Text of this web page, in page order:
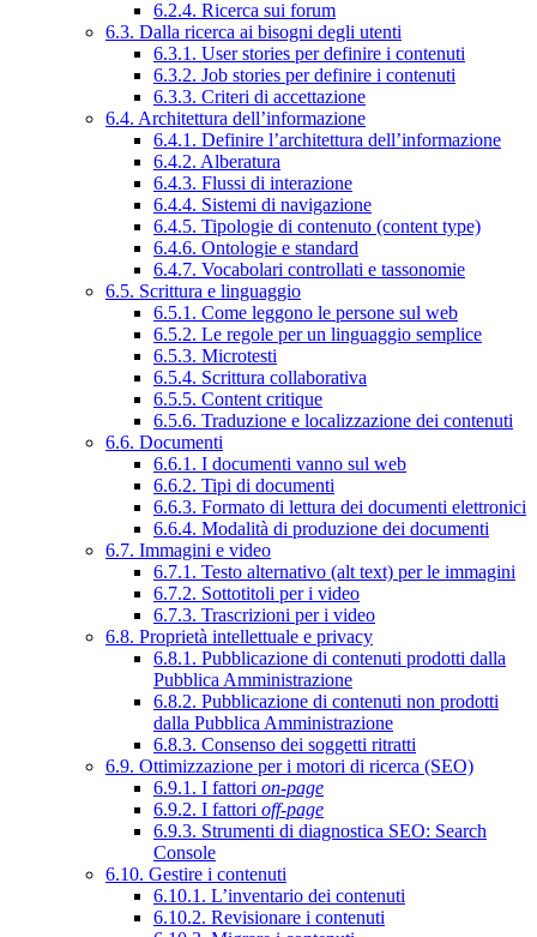
6.2.4. Ricerca sui forum
6.3. Dalla ricerca ai bisogni degli utenti
6.3.1. User stories per definire i contenuti
6.3.2. Job stories per definire i contenuti
6.3.3. Criteri di accettazione
6.4. Architettura dell’informazione
6.4.1. Definire l’architettura dell’informazione
6.4.2. Alberatura
6.4.3. Flussi di interazione
6.4.4. Sistemi di navigazione
6.4.5. Tipologie di contenuto (content type)
6.4.6. Ontologie e standard
6.4.7. Vocabolari controllati e tassonomie
6.5. Scrittura e linguaggio
6.5.1. Come leggono le persone sul web
6.5.2. Le regole per un linguaggio semplice
6.5.3. Microtesti
6.5.4. Scrittura collaborativa
6.5.5. Content critique
6.5.6. Traduzione e localizzazione dei contenuti
6.6. Documenti
6.6.1. I documenti vanno sul web
6.6.2. Tipi di documenti
6.6.3. Formato di lettura dei documenti elettronici
6.6.4. Modalità di produzione dei documenti
6.7. Immagini e video
6.7.1. Testo alternativo (alt text) per le immagini
6.7.2. Sottotitoli per i video
6.7.3. Trascrizioni per i video
6.8. Proprietà intellettuale e privacy
6.8.1. Pubblicazione di contenuti prodotti dalla
Pubblica Amministrazione
6.8.2. Pubblicazione di contenuti non prodotti
dalla Pubblica Amministrazione
6.8.3. Consenso dei soggetti ritratti
6.9. Ottimizzazione per i motori di ricerca (SEO)
6.9.1. I fattori on-page
6.9.2. I fattori off-page
6.9.3. Strumenti di diagnostica SEO: Search
Console
6.10. Gestire i contenuti
6.10.1. L’inventario dei contenuti
6.10.2. Revisionare i contenuti